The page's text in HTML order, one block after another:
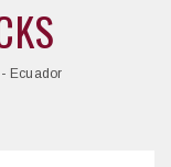
Ecuador